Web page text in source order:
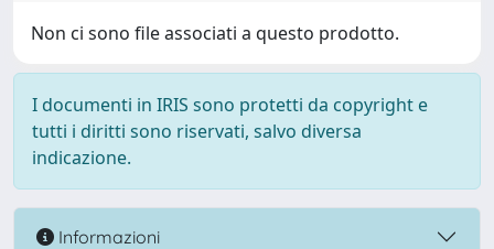
Non ci sono file associati a questo prodotto.
I documenti in IRIS sono protetti da copyright e
tutti i diritti sono riservati, salvo diversa
indicazione.
Informazioni